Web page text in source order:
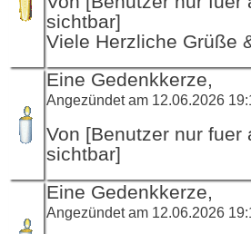
sichtbar]
Viele Herzliche Grüße
Eine Gedenkkerze,
Angezündet am 12.06.2026
Von [Benutzer nur
sichtbar]
Eine Gedenkkerze,
Angezündet am 12.06.2026